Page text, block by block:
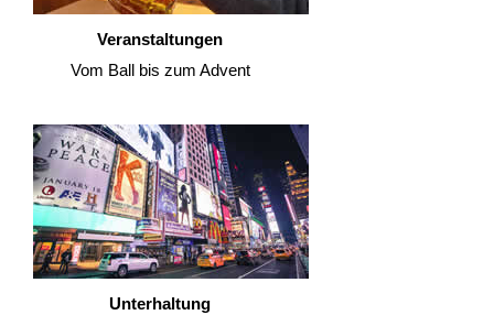
Veranstaltungen
Vom Ball bis zum Advent
Unterhaltung